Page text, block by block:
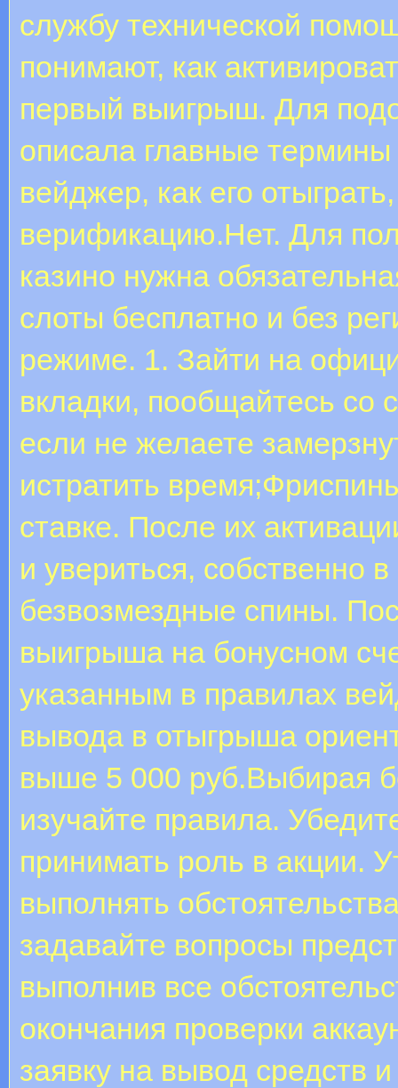
службу технической
понимают, как
первый выигрыш. Для
описала главные
вейджер, как его
верификацию.Нет. Для
казино нужна
слоты бесплатно и без
режиме. 1. Зайти на
вкладки, пообщайтесь со
если не желаете
истратить
ставке. После их
и увериться, собственно
безвозмездные спины.
выигрыша на бонусном
указанным в правилах
вывода в отыгрыша
выше 5 000 руб.Выбирая
изучайте правила.
принимать роль в акции.
выполнять
задавайте вопросы
выполнив все
окончания проверки
заявку на вывод средств